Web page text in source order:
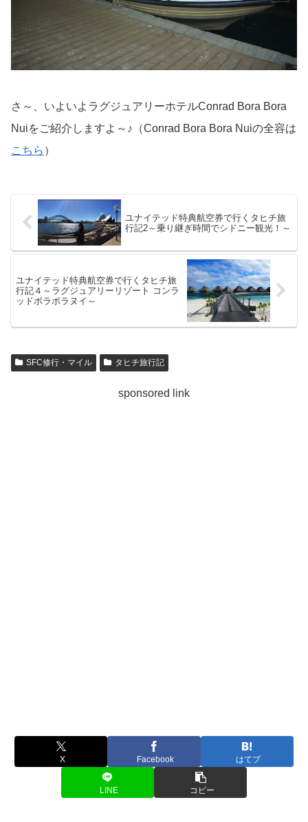
さ～、いよいよラグジュアリーホテルConrad Bora Bora
Nuiをご紹介しますよ～♪（Conrad Bora Bora Nuiの全容は
こちら ）
ユナイテッド特典航空券で行くタヒチ旅
行記2～乗り継ぎ時間でシドニー観光！～
ユナイテッド特典航空券で行くタヒチ旅
行記４～ラグジュアリーリゾート コンラ
ッドボラボラヌイ～
SFC修行・マイル タヒチ旅行記
sponsored link
X Facebook はてブ
LINE コピー